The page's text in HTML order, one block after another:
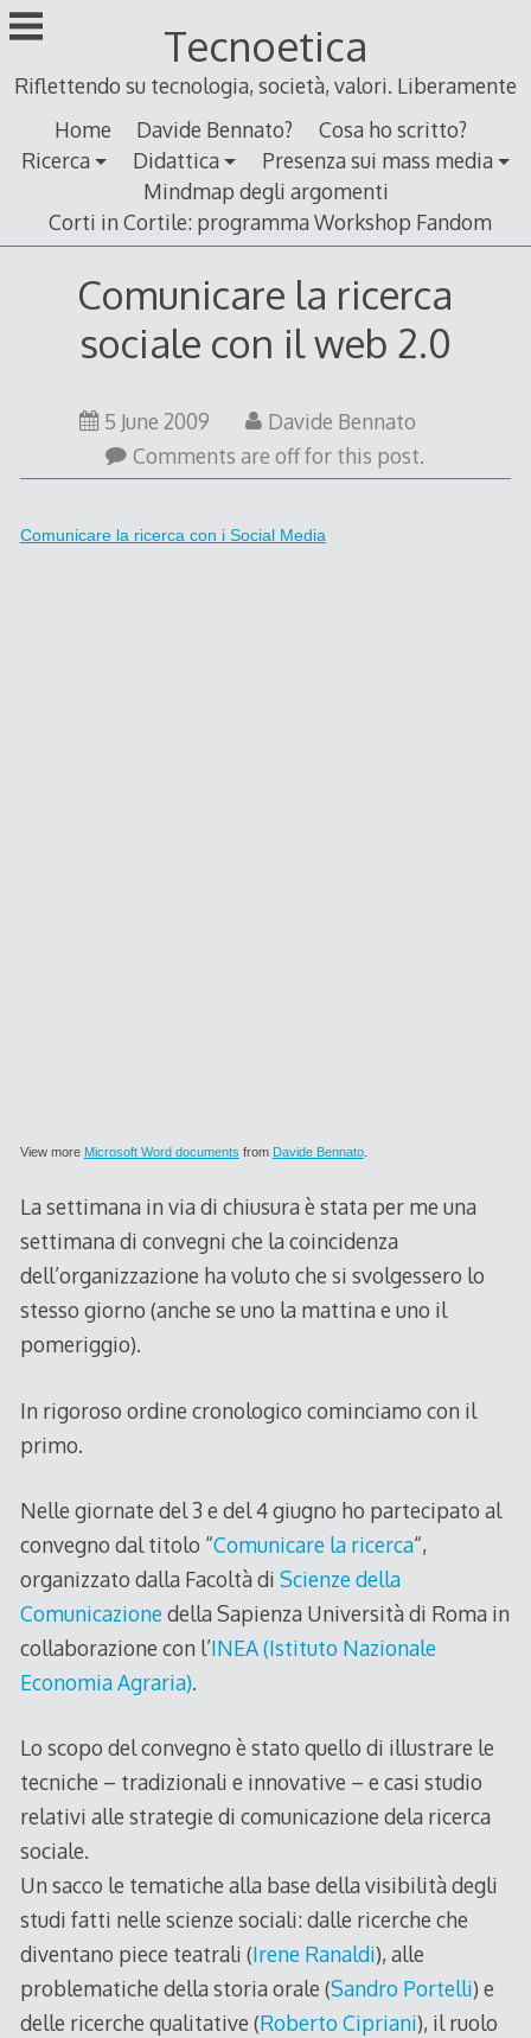
Skip
to
Tecnoetica
Riflettendo su tecnologia, società, valori. Liberamente
Home
Davide Bennato?
Cosa ho scritto?
Ricerca
Didattica
Presenza sui mass media
Mindmap degli argomenti
Corti in Cortile: programma Workshop Fandom
Comunicare la ricerca
sociale con il web 2.0
5 June 20095
June
Davide Bennato
Comments are off for this post.
Comunicare la ricerca con i Social Media
View more Microsoft Word documents from Davide Bennato.
La settimana in via di chiusura è stata per me una
settimana di convegni che la coincidenza
dell’organizzazione ha voluto che si svolgessero lo
stesso giorno (anche se uno la mattina e uno il
pomeriggio).
In rigoroso ordine cronologico cominciamo con il
primo.
Nelle giornate del 3 e del 4 giugno ho partecipato al
convegno dal titolo “Comunicare la ricerca“,
organizzato dalla Facoltà di Scienze della
Comunicazionedella Sapienza Università di Roma in
collaborazione con l’INEA (Istituto Nazionale
Economia Agraria).
Lo scopo del convegno è stato quello di illustrare le
tecniche – tradizionali e innovative – e casi studio
relativi alle strategie di comunicazione dela ricerca
sociale.
Un sacco le tematiche alla base della visibilità degli
studi fatti nelle scienze sociali: dalle ricerche che
diventano piece teatrali (Irene Ranaldi), alle
problematiche della storia orale (Sandro Portelli) e
delle ricerche qualitative (Roberto Cipriani), il ruolo